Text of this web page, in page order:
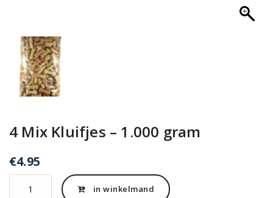
4 Mix Kluifjes – 1.000 gram
€4.95
4
in winkelmand